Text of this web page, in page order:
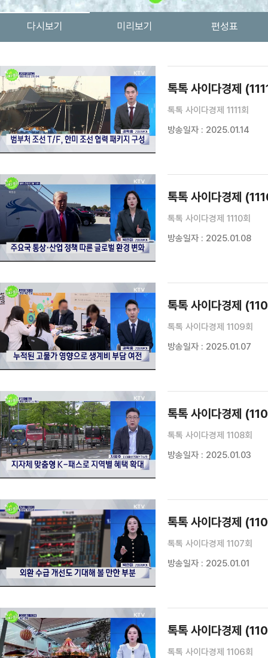
다시보기 미리보기 편성표
톡톡 사이다경제
톡톡 사이다경제 1111회
방송일자 : 2025.01.14
톡톡 사이다경제
톡톡 사이다경제 1110회
방송일자 : 2025.01.08
톡톡 사이다경제
톡톡 사이다경제 1109회
방송일자 : 2025.01.07
톡톡 사이다경제
톡톡 사이다경제 1108회
방송일자 : 2025.01.03
톡톡 사이다경제
톡톡 사이다경제 1107회
방송일자 : 2025.01.01
톡톡 사이다경제
톡톡 사이다경제 1106회
검색 조건
검색어 입력
검색